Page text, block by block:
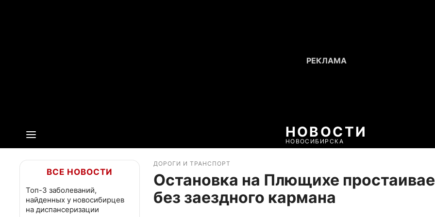
НОВОСТИ
НОВОСИБИРСКА
ВСЕ НОВОСТИ
Топ-3 заболеваний,
найденных у новосибирцев
на диспансеризации
ДОРОГИ И ТРАНСПОРТ
Остановка на Плющихе
без заездного кармана